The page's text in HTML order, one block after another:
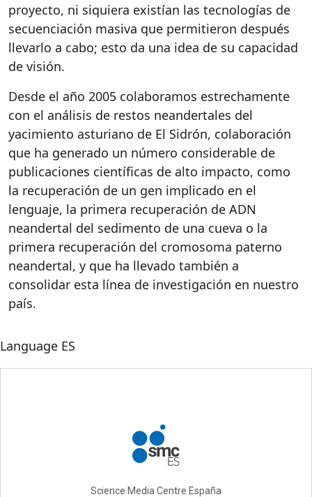
proyecto, ni siquiera existían las tecnologías de
secuenciación masiva que permitieron después
llevarlo a cabo; esto da una idea de su capacidad
de visión.
Desde el año 2005 colaboramos estrechamente
con el análisis de restos neandertales del
yacimiento asturiano de El Sidrón, colaboración
que ha generado un número considerable de
publicaciones científicas de alto impacto, como
la recuperación de un gen implicado en el
lenguaje, la primera recuperación de ADN
neandertal del sedimento de una cueva o la
primera recuperación del cromosoma paterno
neandertal, y que ha llevado también a
consolidar esta línea de investigación en nuestro
país.
Language ES
Science Media Centre España